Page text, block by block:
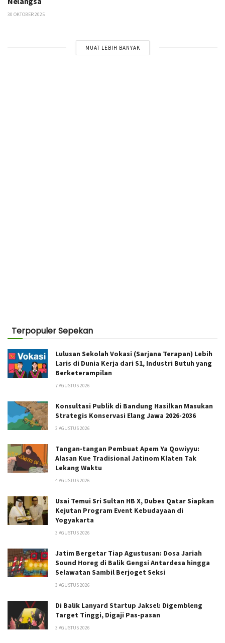
30 OKTOBER 2025
MUAT LEBIH BANYAK
Terpopuler Sepekan
Lulusan Sekolah Vokasi (Sarjana Terapan) Lebih
Laris di Dunia Kerja dari S1, Industri Butuh yang
Berketerampilan
7 AGUSTUS 2026
Konsultasi Publik di Bandung Hasilkan Masukan
Strategis Konservasi Elang Jawa 2026-2036
3 AGUSTUS 2026
Tangan-tangan Pembuat Apem Ya Qowiyyu:
Alasan Kue Tradisional Jatinom Klaten Tak
Lekang Waktu
4 AGUSTUS 2026
Usai Temui Sri Sultan HB X, Dubes Qatar Siapkan
Kejutan Program Event Kebudayaan di
Yogyakarta
3 AGUSTUS 2026
Jatim Bergetar Tiap Agustusan: Dosa Jariah
Sound Horeg di Balik Gengsi Antardesa hingga
Selawatan Sambil Berjoget Seksi
3 AGUSTUS 2026
Di Balik Lanyard Startup Jaksel: Digembleng
Target Tinggi, Digaji Pas-pasan
3 AGUSTUS 2026